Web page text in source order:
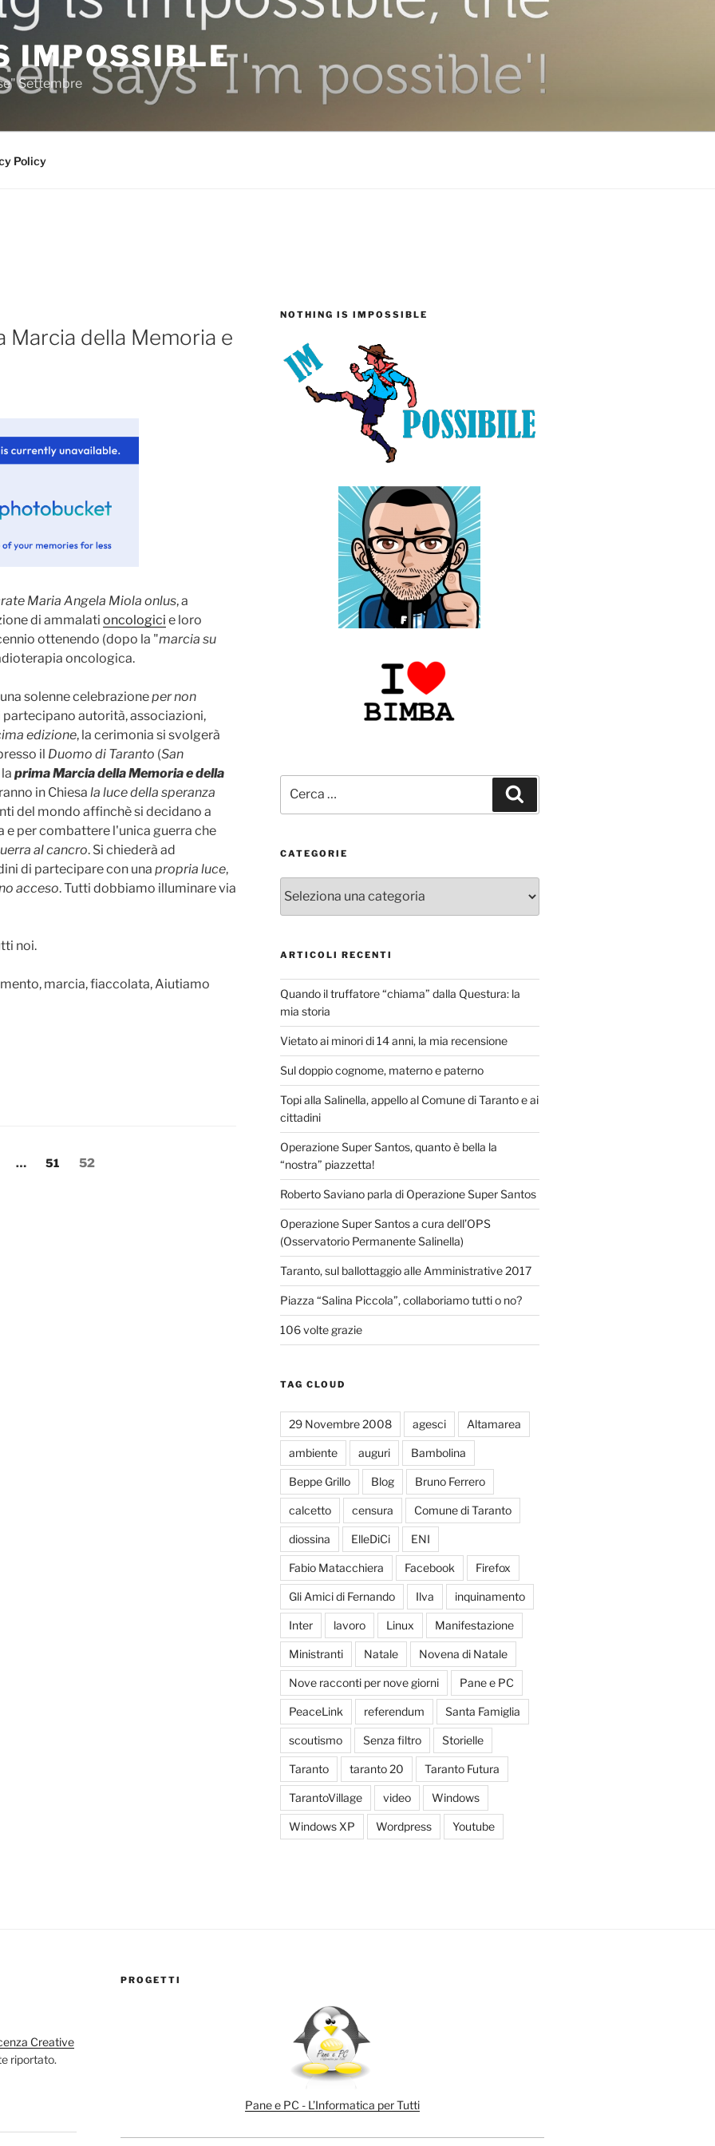
IMPOSSIBLE
Settembre
Policy
Marcia della Memoria e
Maria Angela Miola onlus, a
di ammalati oncologici e loro
ottenendo (dopo la "marcia su
oncologica.
solenne celebrazioneper non
partecipano autorità, associazioni,
edizione, la cerimonia si svolgerà
il Duomo di Taranto (San
prima Marcia della Memoria e della
in Chiesa la luce della speranza
del mondo affinchè si decidano a
e per combattere l'unica guerra che
al cancro. Si chiederà ad
di partecipare con una propria luce,
acceso. Tutti dobbiamo illuminare via
noi.
marcia, fiaccolata, Aiutiamo
… Pagina
51 Pagina
52
NOTHING IS IMPOSSIBLE
CATEGORIE
ARTICOLI RECENTI
Quando il truffatore “chiama” dalla Questura: la
mia storia
Vietato ai minori di 14 anni, la mia recensione
Sul doppio cognome, materno e paterno
Topi alla Salinella, appello al Comune di Taranto e ai
cittadini
Operazione Super Santos, quanto è bella la
“nostra” piazzetta!
Roberto Saviano parla di Operazione Super Santos
Operazione Super Santos a cura dell’OPS
(Osservatorio Permanente Salinella)
Taranto, sul ballottaggio alle Amministrative 2017
Piazza “Salina Piccola”, collaboriamo tutti o no?
106 volte grazie
TAG CLOUD
29 Novembre 2008 agesci Altamarea
ambiente auguri Bambolina
Beppe Grillo Blog Bruno Ferrero
calcetto censura Comune di Taranto
diossina ElleDiCi ENI
Fabio Matacchiera Facebook Firefox
Gli Amici di Fernando Ilva inquinamento
Inter lavoro Linux Manifestazione
Ministranti Natale Novena di Natale
Nove racconti per nove giorni Pane e PC
PeaceLink referendum Santa Famiglia
scoutismo Senza filtro Storielle
Taranto taranto 20 Taranto Futura
TarantoVillage video Windows
Windows XP Wordpress Youtube
Creative
riportato.
PROGETTI
Pane e PC - L’Informatica per Tutti